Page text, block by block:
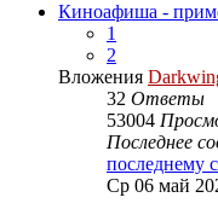
Киноафиша -
1
2
Вложения
32 Ответы
53004
Последнее
последнему
Ср 06 май